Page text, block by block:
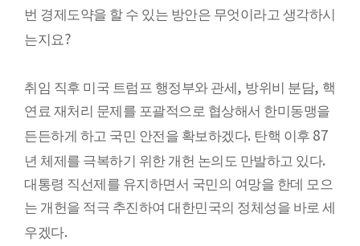
번 경제도약을 할 수 있는 방안은 무엇이라고 생각하시
는지요?
취임 직후 미국 트럼프 행정부와 관세, 방위비 분담, 핵
연료 재처리 문제를 포괄적으로 협상해서 한미동맹을
든든하게 하고 국민 안전을 확보하겠다. 탄핵 이후 87
년 체제를 극복하기 위한 개헌 논의도 만발하고 있다.
대통령 직선제를 유지하면서 국민의 여망을 한데 모으
는 개헌을 적극 추진하여 대한민국의 정체성을 바로 세
우겠다.